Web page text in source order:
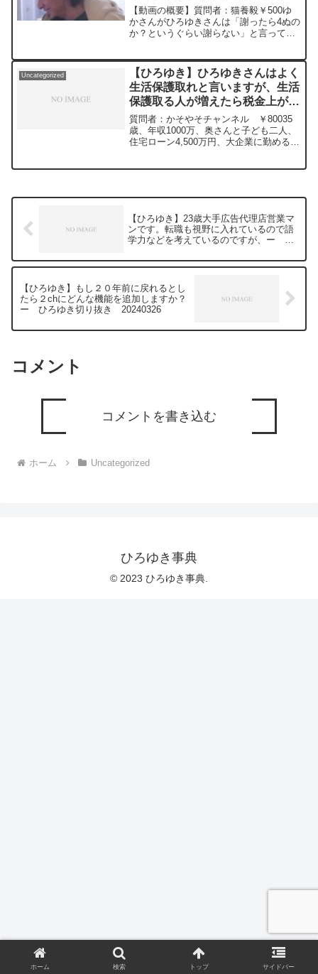
した。私の夫も同じです。それ
は、どういう心理や道理？ー ひ
ろゆき切り抜き 20240509
【動画の概要】質問者：猫養毅￥500ゆ
かさんがひろゆきさんは「謝ったら4ぬの
か？というぐらい謝らない」と言ってい
ているのですか？元動画：一度の失敗
は、二度目の成功のため...
Uncategorized
【ひろゆき】ひろゆきさんはよく
生活保護取れと言いますが、生活
保護取る人が増えたら税金上がる
気がするんですけどその辺教えて
ほしいです。ー ひろゆき切り抜
き 20240310
質問者：かそやそチャンネル ￥80035
歳、年収1000万、奥さんと子ども二人、
住宅ローン4,500万円、大企業に勤める無
てくる＝税金増えると考えてしまいま
画：パートタイム、フルタイム、エクス
トラタイム。Nina Blancaを呑みながら
2024/03/10 D21
v=wBbQ9cp_Mx8***************************
せられた質問について、一問一答形式に
してみました。過去にこんな質問してる
かな？と気になったことがあれば、下記
【ひろゆき】23歳大手広告代理店営業マ
ンです。転職も視野に入れているので語
学力などを考えているのですが、ー ひ
【ひろゆき】もし２０年前に戻れるとし
たら２chにどんな機能を追加しますか？
ー ひろゆき切り抜き 20240326
コメント
コメントを書き込む
ホーム Uncategorized
ひろゆき事典
© 2023 ひろゆき事典.
ホーム 検索 トップ サイドバー